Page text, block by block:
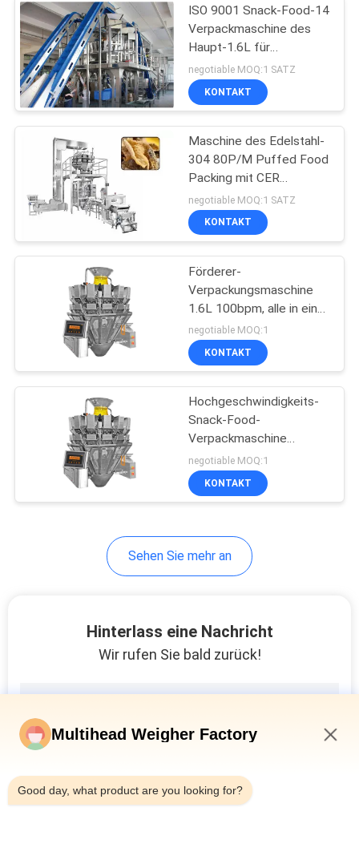
ISO 9001 Snack-Food-14
Verpackmaschine des
Haupt-1.6L für
Trockenfrüchte
negotiable MOQ:1 SATZ
KONTAKT
Maschine des Edelstahl-
304 80P/M Puffed Food
Packing mit CER
Zustimmung
negotiable MOQ:1 SATZ
KONTAKT
Förderer-
Verpackungsmaschine
1.6L 100bpm, alle in einer
Verpackungsmaschine
negotiable MOQ:1
KONTAKT
Hochgeschwindigkeits-
Snack-Food-
Verpackmaschine
AC220V 100bpm für
Kekse
negotiable MOQ:1
KONTAKT
Sehen Sie mehr an
Hinterlass eine Nachricht
Wir rufen Sie bald zurück!
Multihead Weigher Factory
Good day, what product are you looking for?